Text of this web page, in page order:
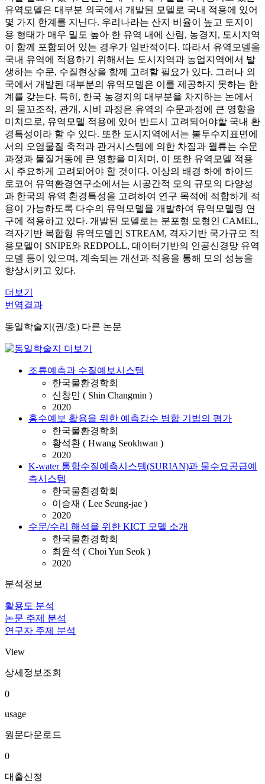
유역모델은 대부분 외국에서 개발된 모델로 국내 적용에 있어
몇 가지 한계를 지닌다. 우리나라는 산지 비율이 높고 토지이
용 형태가 매우 밀도 높아 한 유역 내에 산림, 농경지, 도시지역
이 함께 포함되어 있는 경우가 일반적이다. 따라서 유역모델을
국내 유역에 적용하기 위해서는 도시지역과 농업지역에서 발
생하는 수문, 수질현상을 함께 고려할 필요가 있다. 그러나 외
국에서 개발된 대부분의 유역모델은 이를 제공하지 못하는 한
계를 갖는다. 특히, 한국 농경지의 대부분을 차지하는 논에서
의 물꼬조작, 관개, 시비 과정은 유역의 수문과정에 큰 영향을
미치므로, 유역모델 적용에 있어 반드시 고려되어야할 국내 환
경특성이라 할 수 있다. 또한 도시지역에서는 불투수지표면에
서의 오염물질 축적과 관거시스템에 의한 차집과 월류는 수문
과정과 물질거동에 큰 영향을 미치며, 이 또한 유역모델 적용
시 주요하게 고려되어야 할 것이다. 이상의 배경 하에 하이드
로코어 유역환경연구소에서는 시공간적 모의 규모의 다양성
과 한국의 유역 환경특성을 고려하여 연구 목적에 적합하게 적
용이 가능하도록 다수의 유역모델을 개발하여 유역모델링 연
구에 적용하고 있다. 개발된 모델로는 분포형 모형인 CAMEL,
격자기반 복합형 유역모델인 STREAM, 격자기반 국가규모 적
용모델이 SNIPE와 REDPOLL, 데이터기반의 인공신경망 유역
모델 등이 있으며, 계속되는 개선과 적용을 통해 모의 성능을
향상시키고 있다.
더보기
번역결과
동일학술지(권/호) 다른 논문
조류예측과 수질예보시스템
한국물환경학회
신창민 ( Shin Changmin )
2020
홍수예보 활용을 위한 예측강수 병합 기법의 평가
한국물환경학회
황석환 ( Hwang Seokhwan )
2020
K-water 통합수질예측시스템(SURIAN)과 물수요공급예
측시스템
한국물환경학회
이승재 ( Lee Seung-jae )
2020
수문/수리 해석을 위한 KICT 모델 소개
한국물환경학회
최윤석 ( Choi Yun Seok )
2020
분석정보
활용도 분석
논문 주제 분석
연구자 주제 분석
View
상세정보조회
0
usage
원문다운로드
0
대출신청